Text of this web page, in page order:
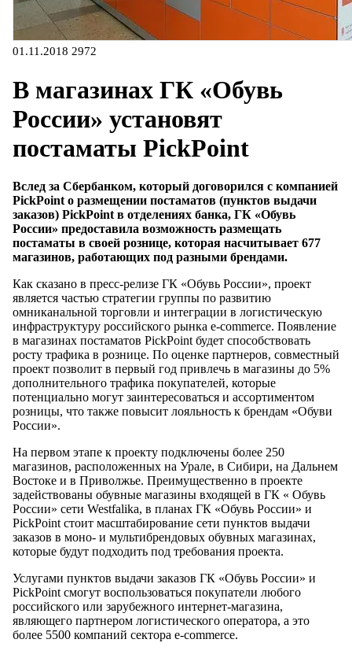
01.11.2018 2972
В магазинах ГК «Обувь
России» установят
постаматы PickPoint
Вслед за Сбербанком, который договорился с компанией
PickPoint о размещении постаматов (пунктов выдачи
заказов) PickPoint в отделениях банка, ГК «Обувь
России» предоставила возможность размещать
постаматы в своей рознице, которая насчитывает 677
магазинов, работающих под разными брендами.
Как сказано в пресс-релизе ГК «Обувь России», проект
является частью стратегии группы по развитию
омниканальной торговли и интеграции в логистическую
инфраструктуру российского рынка e-commerce. Появление
в магазинах постаматов PickPoint будет способствовать
росту трафика в рознице. По оценке партнеров, совместный
проект позволит в первый год привлечь в магазины до 5%
дополнительного трафика покупателей, которые
потенциально могут заинтересоваться и ассортиментом
розницы, что также повысит лояльность к брендам «Обуви
России».
На первом этапе к проекту подключены более 250
магазинов, расположенных на Урале, в Сибири, на Дальнем
Востоке и в Приволжье. Преимущественно в проекте
задействованы обувные магазины входящей в ГК « Обувь
России» сети Westfalika, в планах ГК «Обувь России» и
PickPoint стоит масштабирование сети пунктов выдачи
заказов в моно- и мультибрендовых обувных магазинах,
которые будут подходить под требования проекта.
Услугами пунктов выдачи заказов ГК «Обувь России» и
PickPoint смогут воспользоваться покупатели любого
российского или зарубежного интернет-магазина,
являющего партнером логистического оператора, а это
более 5500 компаний сектора e-commerce.